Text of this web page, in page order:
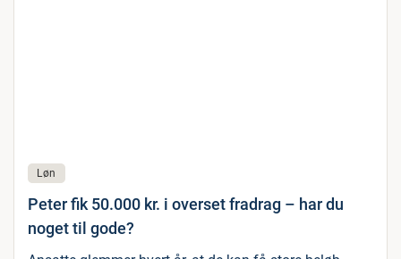
Løn
Peter fik 50.000 kr. i overset fradrag – har du
noget til gode?